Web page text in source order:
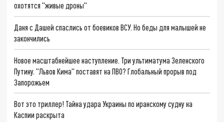
охотятся "живые дроны"
Даня с Дашей спаслись от боевиков ВСУ. Но беды для малышей не
закончились
Новое масштабнейшее наступление. Три ультиматума Зеленского
Путину. "Львов Кима" поставят на ПВО? Глобальный прорыв под
Запорожьем
Вот это триллер! Тайна удара Украины по иранскому судну на
Каспии раскрыта